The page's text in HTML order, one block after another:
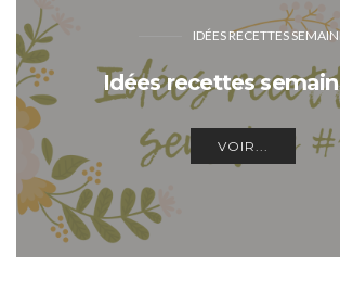
IDÉES RECETTES
Idées recettes
VOIR...